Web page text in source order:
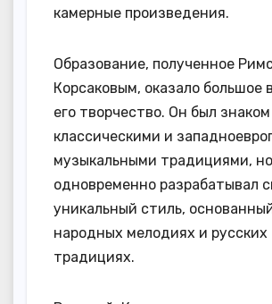
камерные произведения.
Образование, полученное
Корсаковым, оказало большое
его творчество. Он был
классическими и
музыкальными традициями, но
одновременно разрабатывал
уникальный стиль,
народных мелодиях и русских
традициях.